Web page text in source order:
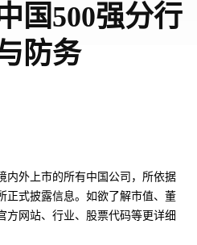
国500强分行
防务
内外上市的所有中国公司，所依据
正式披露信息。如欲了解市值、董
方网站、行业、股票代码等更详细